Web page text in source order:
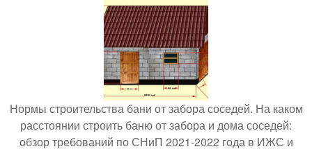
Нормы строительства бани от забора соседей. На каком
расстоянии строить баню от забора и дома соседей:
обзор требований по СНиП 2021-2022 года в ИЖС и